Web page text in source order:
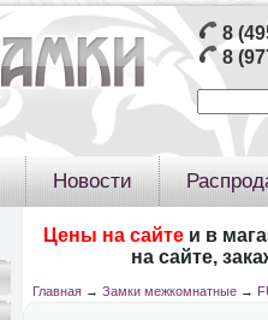
8
8
Новости
Цены на сайте и в
на сайте,
Главная→ Замки межкомнатные→